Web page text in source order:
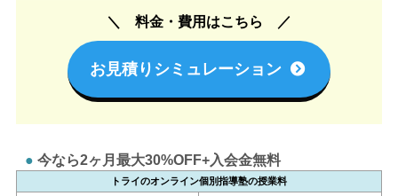
料金・費用はこちら
お見積りシミュレーション
今なら2ヶ月最大30%OFF+入会金無料
トライのオンライン個別指導塾の授業料